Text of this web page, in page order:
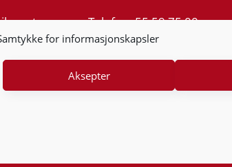
for informasjonskapsler
Aksepter
Sentrum
246
Telefon:55 59 75 00
E-post:post@kt.no
Nyhetsvarsel >>